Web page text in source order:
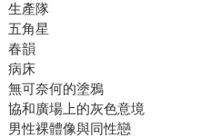
生產隊
五角星
春韻
病床
無可奈何的塗鴉
協和廣場上的灰色意境
男性裸體像與同性戀